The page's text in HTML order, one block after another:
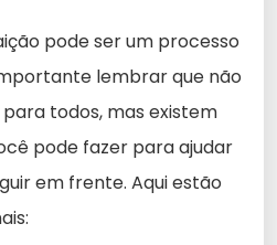
pode ser um processo
lembrar que não
todos, mas existem
pode fazer para ajudar
em frente. Aqui estão